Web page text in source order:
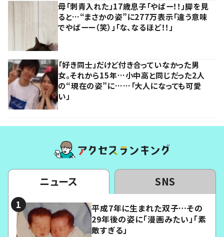
母「刺青入れた」17歳息子「やばー！！」脚を見
ると…“まさかの姿”に277万表示「違う意味
でやばーー（笑）」「な、なるほど！！」
「好き同士」だけど付き合っていなかった男
女。それから15年…小中高と同じだった2人
の“現在の姿”に……「大人になっても可愛
い」
ニュース SNS
平成7年に生まれた双子…その
29年後の姿に「漫画みたい」「素
敵すぎる」